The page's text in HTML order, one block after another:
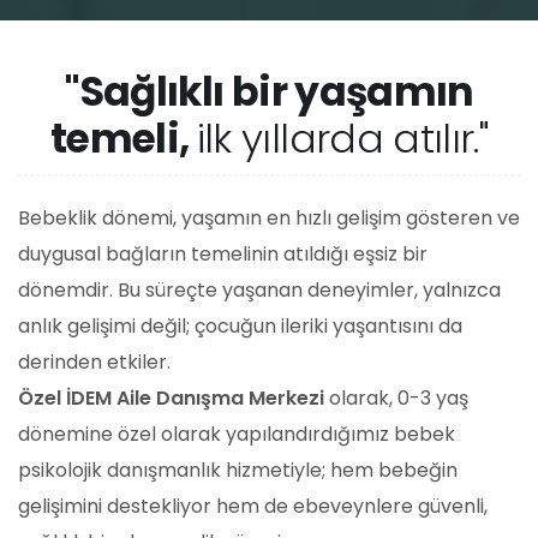
"Sağlıklı bir yaşamın
temeli,ilk yıllarda atılır."
Bebeklik dönemi, yaşamın en hızlı gelişim gösteren ve
duygusal bağların temelinin atıldığı eşsiz bir
dönemdir. Bu süreçte yaşanan deneyimler, yalnızca
anlık gelişimi değil; çocuğun ileriki yaşantısını da
derinden etkiler.
Özel İDEM Aile Danışma Merkeziolarak, 0-3 yaş
dönemine özel olarak yapılandırdığımız bebek
psikolojik danışmanlık hizmetiyle; hem bebeğin
gelişimini destekliyor hem de ebeveynlere güvenli,